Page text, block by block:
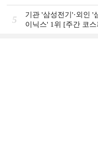
일]
5
기관 '삼성전기'·외인 '
이닉스' 1위 [주간 코